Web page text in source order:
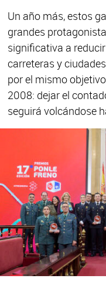
Un año más, estos
grandes
significativa a
carreteras y
por el mismo
2008: dejar el
seguirá volcándose